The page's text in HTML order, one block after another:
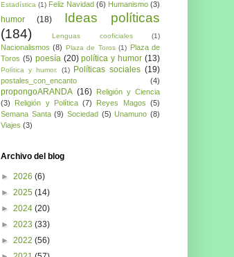
Estadística (1) Feliz Navidad (6) Humanismo (3)
humor (18)
Ideas políticas
(184)
Lenguas cooficiales (1)
Nacionalismos (8) Plaza de Toros (1) Plaza de
Toros (5) poesía (20) política y humor (13)
Política y humor. (1) Políticas sociales (19)
postales_con_encanto (4)
propongoARANDA (16) Religión y Ciencia
(3)
Religión y Política (7) Reyes Magos (5)
Semana Santa (9) Sociedad (5) Unamuno (8)
Viajes (3)
Archivo del blog
► 2026 (6)
► 2025 (14)
► 2024 (20)
► 2023 (33)
► 2022 (56)